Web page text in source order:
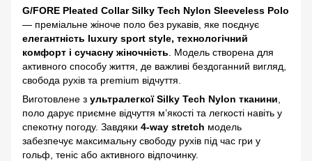
G/FORE Pleated Collar Silky Tech Nylon Sleeveless Polo
— преміальне жіноче поло без рукавів, яке поєднує
елегантність luxury sport style, технологічний
комфорт і сучасну жіночність . Модель створена для
активного способу життя, де важливі бездоганний вигляд,
свобода рухів та premium відчуття.
Виготовлене з ультралегкої Silky Tech Nylon тканини
поло дарує приємне відчуття м’якості та легкості навіть у
спекотну погоду. Завдяки 4-way stretch модель
забезпечує максимальну свободу рухів під час гри у
гольф, теніс або активного відпочинку.